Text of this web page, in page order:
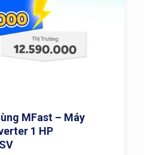
MFast – Máy
1 HP